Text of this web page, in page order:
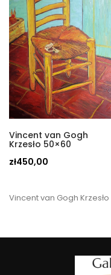
Vincent van Gogh
Krzesło 50×60
zł450,00
Vincent van Gogh Krzesło